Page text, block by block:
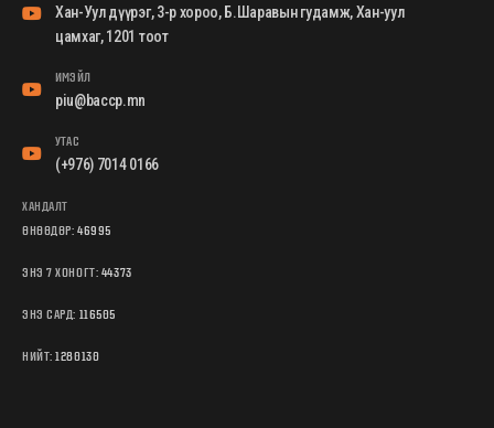
Хан-Уул дүүрэг, 3-р хороо, Б.Шаравын гудамж, Хан-уул
цамхаг, 1201 тоот
ИМЭЙЛ
piu@baccp.mn
УТАС
(+976) 7014 0166
ХАНДАЛТ
ӨНӨӨДӨР:46995
ЭНЭ 7 ХОНОГТ:44373
ЭНЭ САРД: 116505
НИЙТ:1280130